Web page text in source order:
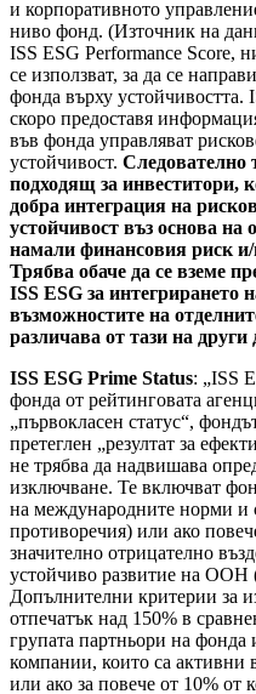
и корпоративното
ниво фонд. (Източник на
ISS ESG Performance Score,
се използват, за да се
фонда върху устойчивостта.
скоро предоставя
във фонда управляват
устойчивост. Следователно
подходящ за инвеститори,
добра интеграция на
устойчивост въз основа на
намали финансовия риск
Трябва обаче да се вземе
ISS ESG за интегрирането
възможностите на
различава от тази на
ISS ESG Prime Status: „ISS
фонда от рейтинговата
„първокласен статус“,
претеглен „резултат за
не трябва да надвишава
изключване. Те включват
на международните норми и
противоречия) или ако
значително отрицателно
устойчиво развитие на ООН
Допълнителни критерии за
отпечатък над 150% в
групата партньори на фонда
компании, които са активни
или ако за повече от 10% от